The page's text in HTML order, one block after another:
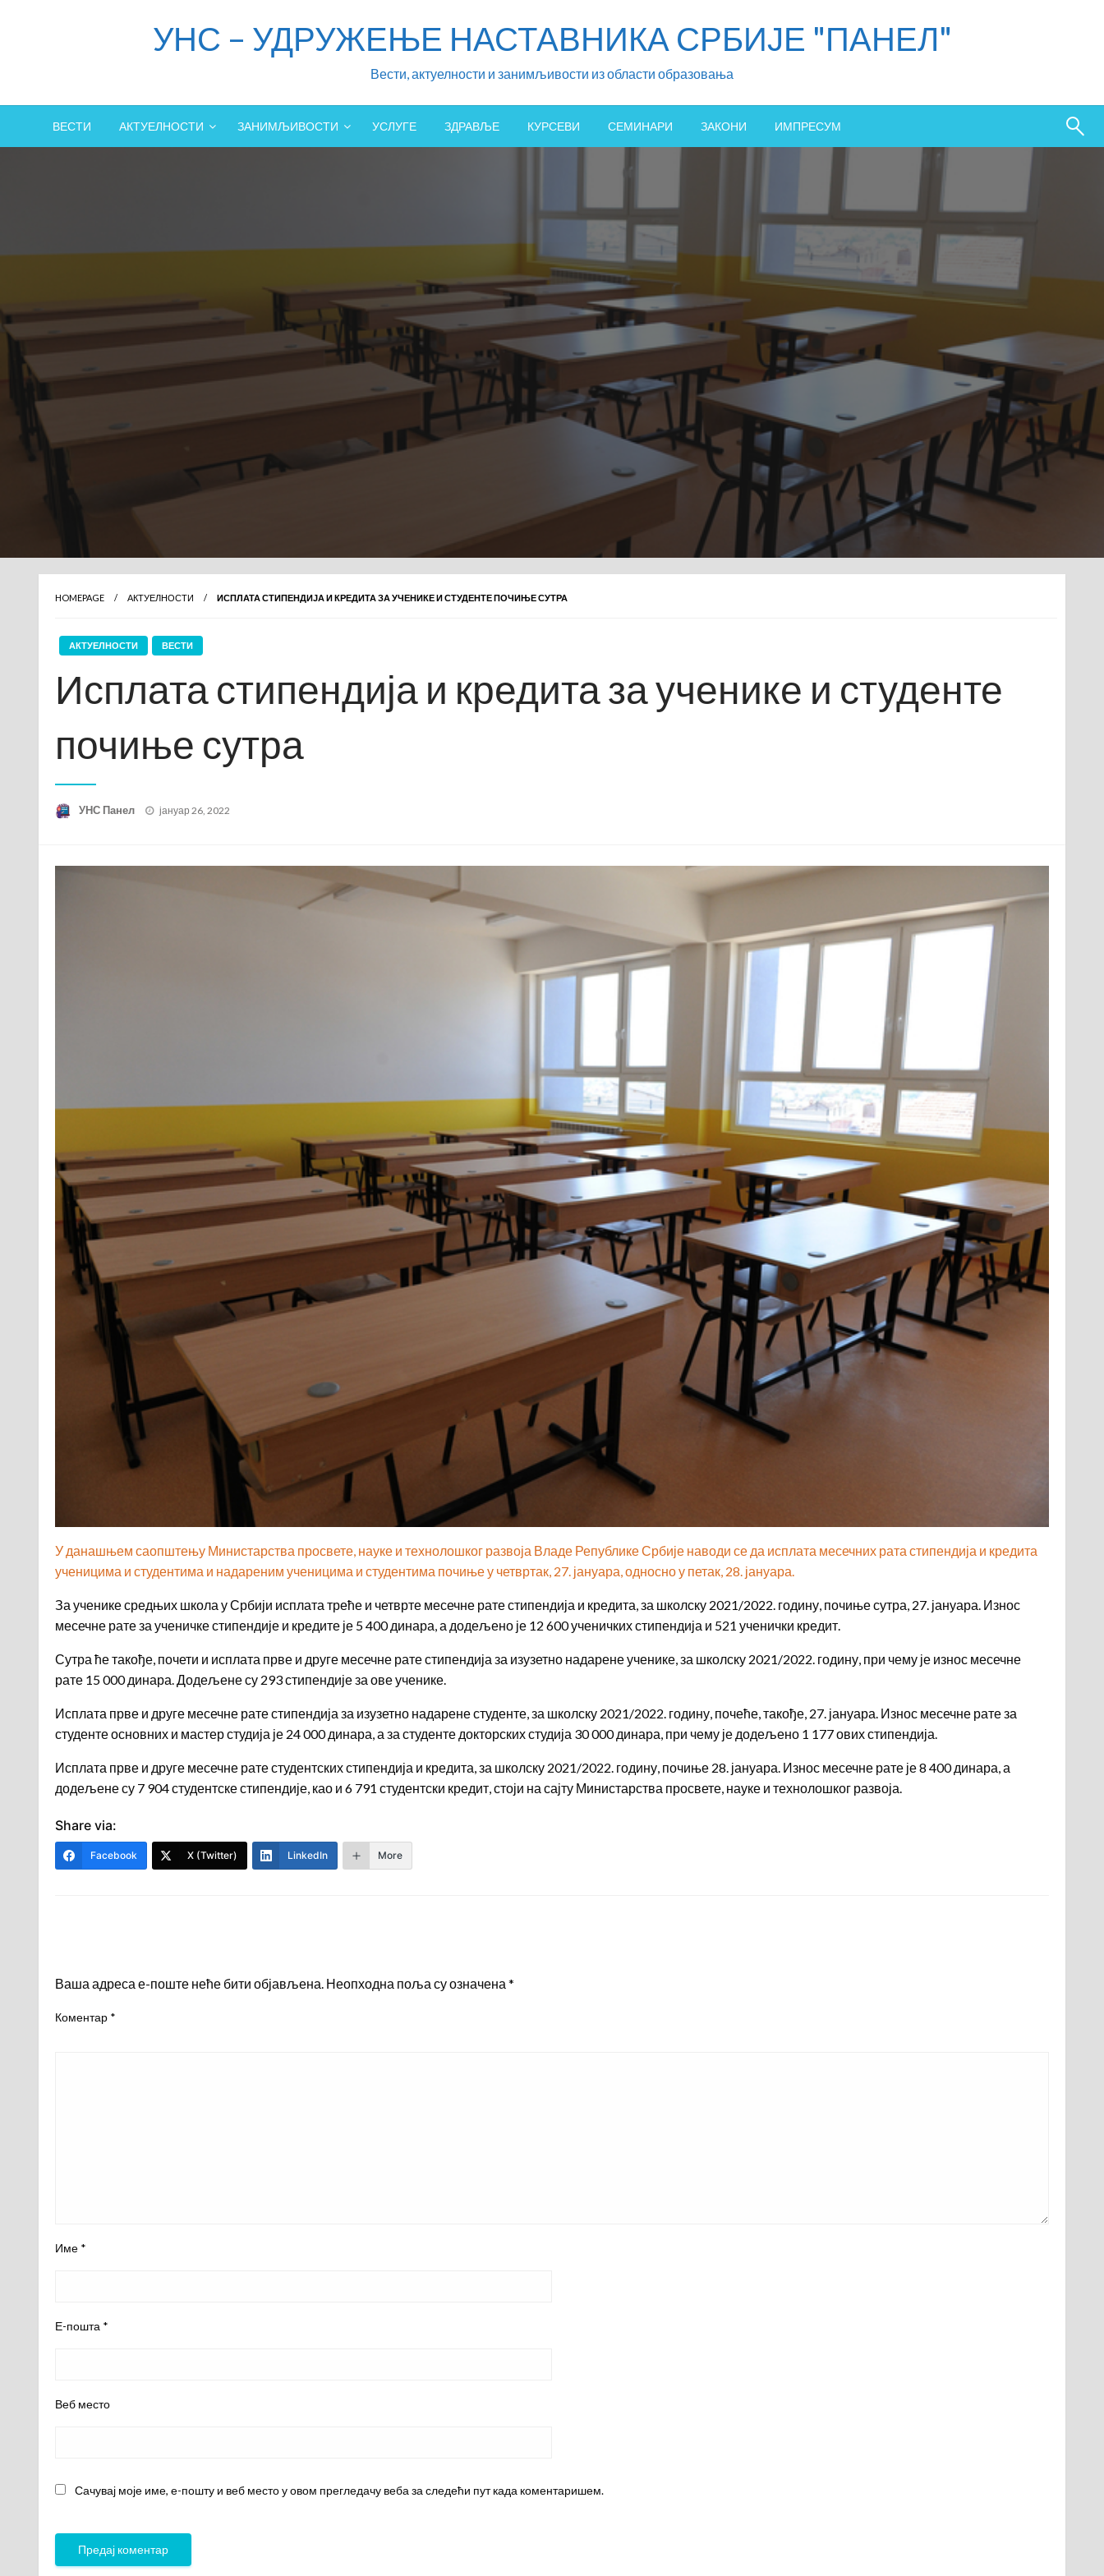
УНС – УДРУЖЕЊЕ НАСТАВНИКА СРБИЈЕ "ПАНЕЛ"
Вести, актуелности и занимљивости из области образовања
ВЕСТИ АКТУЕЛНОСТИ ЗАНИМЉИВОСТИ УСЛУГЕ ЗДРАВЉЕ КУРСЕВИ СЕМИНАРИ ЗАКОНИ ИМПРЕСУМ
HOMEPAGE АКТУЕЛНОСТИ ИСПЛАТА СТИПЕНДИЈА И КРЕДИТА ЗА УЧЕНИКЕ И СТУДЕНТЕ ПОЧИЊЕ СУТРА
АКТУЕЛНОСТИ ВЕСТИ
Исплата стипендија и кредита за ученике и студенте
почиње сутра
УНС Панел
Posted
јануар 26, 2022
У данашњем саопштењу Министарства просвете, науке и технолошког развоја Владе Републике Србије наводи се да исплата месечних рата стипендија и кредита
ученицима и студентима и надареним ученицима и студентима почиње у четвртак, 27. јануара, односно у петак, 28. јануара.
За ученике средњих школа у Србији исплата треће и четврте месечне рате стипендија и кредита, за школску 2021/2022. годину, почиње сутра, 27. јануара. Износ
месечне рате за ученичке стипендије и кредите је 5 400 динара, а додељено је 12 600 ученичких стипендија и 521 ученички кредит.
Сутра ће такође, почети и исплата прве и друге месечне рате стипендија за изузетно надарене ученике, за школску 2021/2022. годину, при чему је износ месечне
рате 15 000 динара. Додељене су 293 стипендије за ове ученике.
Исплата прве и друге месечне рате стипендија за изузетно надарене студенте, за школску 2021/2022. годину, почеће, такође, 27. јануара. Износ месечне рате за
студенте основних и мастер студија је 24 000 динара, а за студенте докторских студија 30 000 динара, при чему је додељено 1 177 ових стипендија.
Исплата прве и друге месечне рате студентских стипендија и кредита, за школску 2021/2022. годину, почиње 28. јануара. Износ месечне рате је 8 400 динара, а
додељене су 7 904 студентске стипендије, као и 6 791 студентски кредит, стоји на сајту Министарства просвете, науке и технолошког развоја.
Share via:
Facebook X (Twitter) LinkedIn More
Ваша адреса е-поште неће бити објављена. Неопходна поља су означена *
Коментар *
Име *
Е-пошта *
Веб место
Сачувај моје име, е-пошту и веб место у овом прегледачу веба за следећи пут када коментаришем.